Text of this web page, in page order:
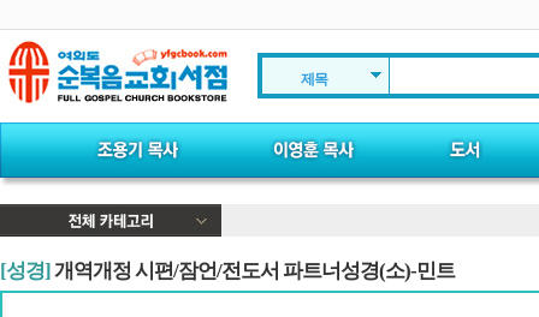
제목
[성경]개역개정 시편/잠언/전도서 파트너성경(소)-민트